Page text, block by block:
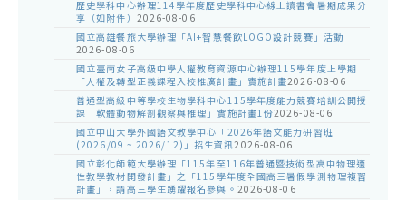
歷史學科中心辦理114學年度歷史學科中心線上讀書會暑期成果分
享（如附件） 2026-08-06
國立高雄餐旅大學辦理「AI+智慧餐飲LOGO設計競賽」活動
2026-08-06
國立臺南女子高級中學人權教育資源中心辦理115學年度上學期
「人權及轉型正義課程入校推廣計畫」實施計畫2026-08-06
普通型高級中等學校生物學科中心115學年度能力競賽培訓公開授
課「軟體動物解剖觀察與推理」實施計畫1份2026-08-06
國立中山大學外國語文教學中心「2026年語文能力研習班
(2026/09 ~ 2026/12)」招生資訊2026-08-06
國立彰化師範大學辦理「115年至116年普通暨技術型高中物理適
性教學教材開發計畫」之「115學年度全國高三暑假學測物理複習
計畫」，請高三學生踴躍報名參與。 2026-08-06